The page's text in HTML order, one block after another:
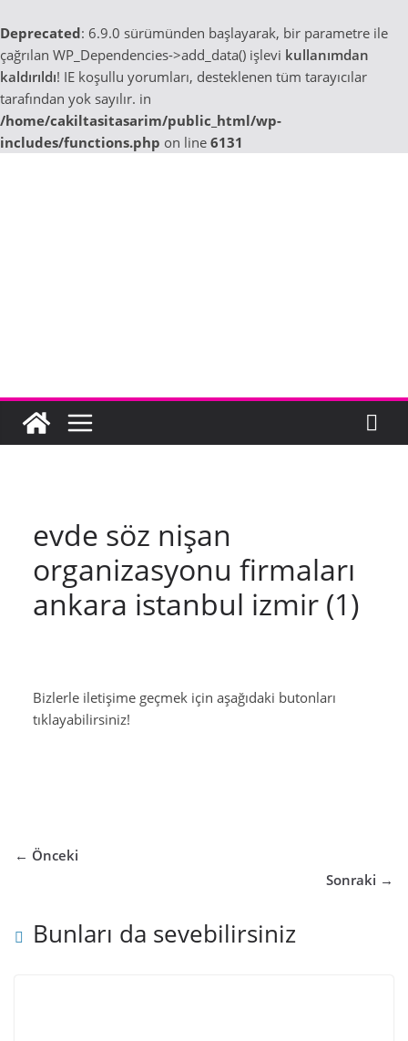
Deprecated: 6.9.0 sürümünden başlayarak, bir parametre ile
çağrılan WP_Dependencies->add_data() işlevi kullanımdan
kaldırıldı! IE koşullu yorumları, desteklenen tüm tarayıcılar
tarafından yok sayılır. in
/home/cakiltasitasarim/public_html/wp-
includes/functions.php on line 6131
evde söz nişan
organizasyonu firmaları
ankara istanbul izmir (1)
Bizlerle iletişime geçmek için aşağıdaki butonları
tıklayabilirsiniz!
← Önceki
Sonraki →
Bunları da sevebilirsiniz